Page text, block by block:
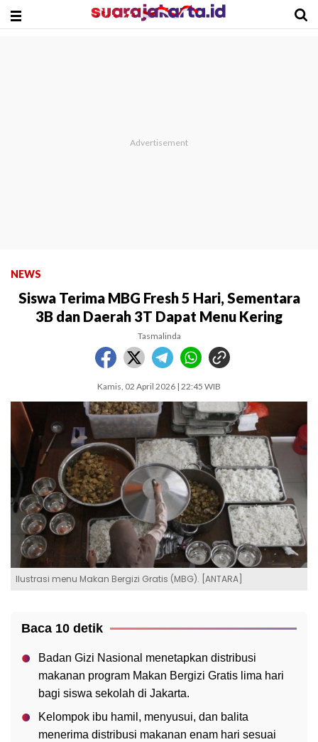
NEWS
Siswa Terima MBG Fresh 5 Hari, Sementara
3B dan Daerah 3T Dapat Menu Kering
Tasmalinda
Kamis, 02 April 2026 | 22:45 WIB
Ilustrasi menu Makan Bergizi Gratis (MBG). [ANTARA]
Baca 10 detik
Badan Gizi Nasional menetapkan distribusi
makanan program Makan Bergizi Gratis lima hari
bagi siswa sekolah di Jakarta.
Kelompok ibu hamil, menyusui, dan balita
menerima distribusi makanan enam hari sesuai